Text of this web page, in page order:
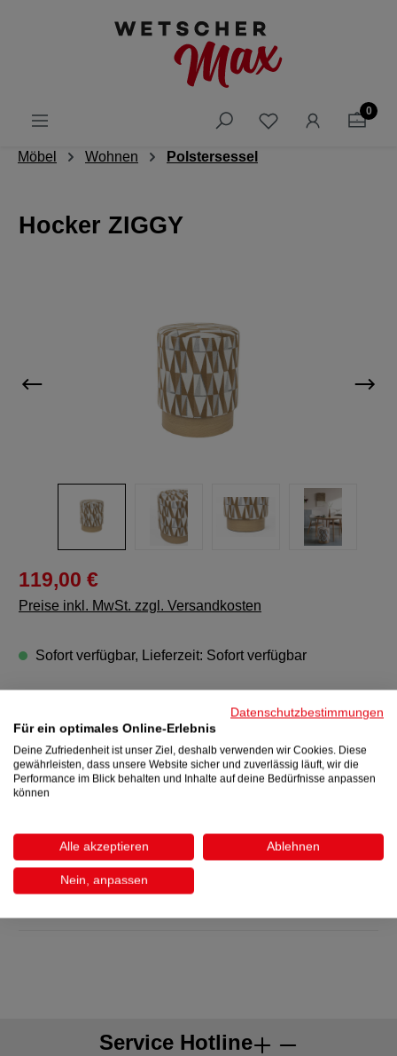
0
Möbel Wohnen Polstersessel
Hocker ZIGGY
119,00 €
Preise inkl. MwSt. zzgl. Versandkosten
Sofort verfügbar, Lieferzeit: Sofort verfügbar
Produkt Anzahl: Gib den gewünschten
In den Warenkorb
Zum Merkzettel hinzufügen
Produktnummer:48585
Service Hotline
Datenschutzbestimmungen
Für ein optimales Online-Erlebnis
Deine Zufriedenheit ist unser Ziel, deshalb verwenden wir Cookies. Diese
gewährleisten, dass unsere Website sicher und zuverlässig läuft, wir die
Performance im Blick behalten und Inhalte auf deine Bedürfnisse anpassen
können
Alle akzeptieren Ablehnen
Nein, anpassen